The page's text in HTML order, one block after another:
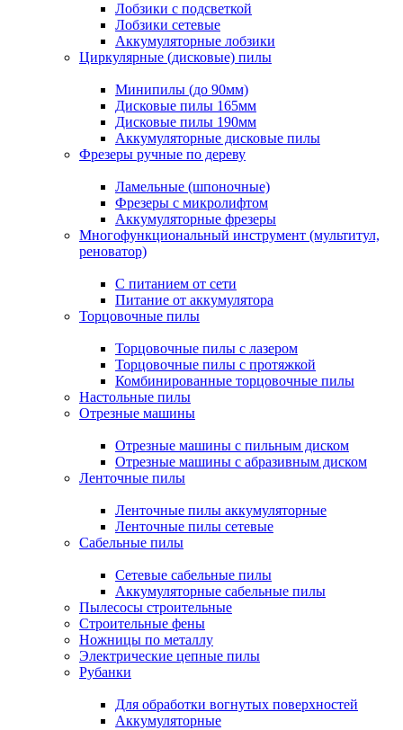
Лобзики с подсветкой
Лобзики сетевые
Аккумуляторные лобзики
Циркулярные (дисковые) пилы
Минипилы (до 90мм)
Дисковые пилы 165мм
Дисковые пилы 190мм
Аккумуляторные дисковые пилы
Фрезеры ручные по дереву
Ламельные (шпоночные)
Фрезеры с микролифтом
Аккумуляторные фрезеры
Многофункциональный инструмент (мультитул,
реноватор)
С питанием от сети
Питание от аккумулятора
Торцовочные пилы
Торцовочные пилы с лазером
Торцовочные пилы с протяжкой
Комбинированные торцовочные пилы
Настольные пилы
Отрезные машины
Отрезные машины с пильным диском
Отрезные машины с абразивным диском
Ленточные пилы
Ленточные пилы аккумуляторные
Ленточные пилы сетевые
Сабельные пилы
Сетевые сабельные пилы
Аккумуляторные сабельные пилы
Пылесосы строительные
Строительные фены
Ножницы по металлу
Электрические цепные пилы
Рубанки
Для обработки вогнутых поверхностей
Аккумуляторные